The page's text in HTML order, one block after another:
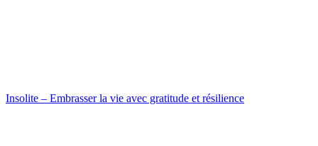
Insolite – Embrasser la vie avec gratitude et résilience